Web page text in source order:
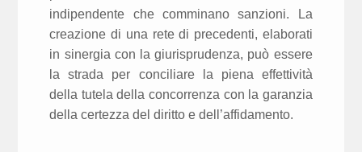
indipendente che comminano sanzioni. La
creazione di una rete di precedenti, elaborati
in sinergia con la giurisprudenza, può essere
la strada per conciliare la piena effettività
della tutela della concorrenza con la garanzia
della certezza del diritto e dell’affidamento.